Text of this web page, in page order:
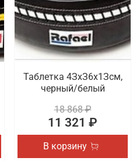
Таблетка 4ЗхЗ6х1Зсм,
черный/белый
18 868 ₽
11 321 ₽
В корзину